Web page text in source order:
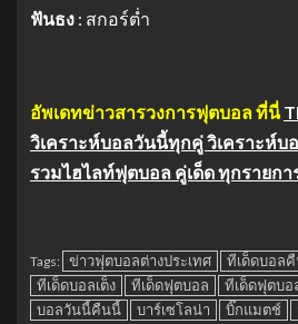
ฟันธง : สกอร์ต่ำ
อัพเดทข่าวสารวงการฟุตบอล ที่นี่
วิเคราะห์บอลวันนี้ทุกคู่ วิเคราะห์
รวมไฮไลท์ฟุตบอล คู่เด็ด ทุกรายก
Tags: ข่าวฟุตบอลต่างประเทศ ทีเด็ดบอล
ทีเด็ดบอลเต็ง
ทีเด็ดฟุตบอล ทีเด็ดฟุตบอ
บอลวันนี้คืนนี้
บาร์เซโลน่า บิ๊กแมตช์